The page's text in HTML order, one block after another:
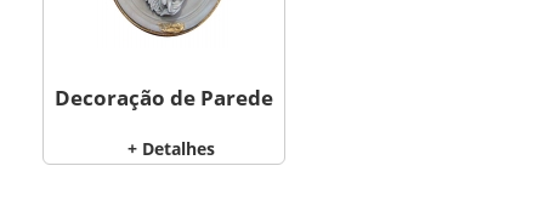
Decoração de Parede
+ Detalhes